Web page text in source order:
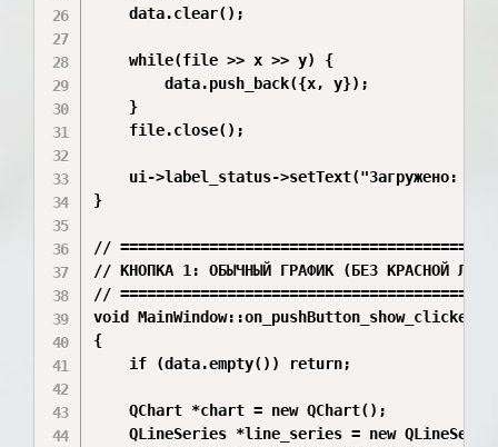
    data.clear();
    while(file >> x >> y) {
        data.push_back({x, y});
    }
    file.close();
ui->label_status->setText("Загружено: "
}
//
// КНОПКА 1: ОБЫЧНЫЙ ГРАФИК (БЕЗ КРАСНОЙ
//
void MainWindow::on_pushButton_show_clicked()
{
    if (data.empty()) return;
    QChart *chart = new QChart();
QLineSeries *line_series = new